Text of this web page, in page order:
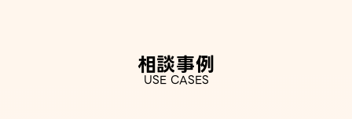
相談事例
USE CASES